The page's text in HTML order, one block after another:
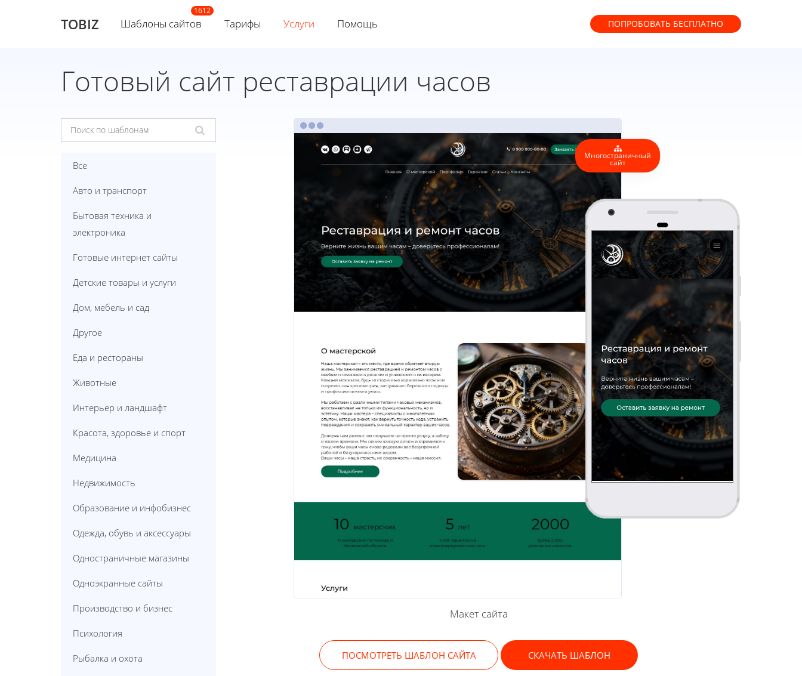
TOBIZ Шаблоны сайтов Тарифы Услуги Помощь ПОПРОБОВАТЬ БЕСПЛАТНО
Готовый сайт реставрации часов
Все
Авто и транспорт
Бытовая техника и
электроника
Готовые интернет сайты
Детские товары и услуги
Дом, мебель и сад
Другое
Еда и рестораны
Животные
Интерьер и ландшафт
Красота, здоровье и спорт
Медицина
Недвижимость
Образование и инфобизнес
Одежда, обувь и аксессуары
Одностраничные магазины
Одноэкранные сайты
Производство и бизнес
Психология
Рыбалка и охота
Многостраничный
сайт
Макет сайта
ПОСМОТРЕТЬ ШАБЛОН САЙТА СКАЧАТЬ ШАБЛОН